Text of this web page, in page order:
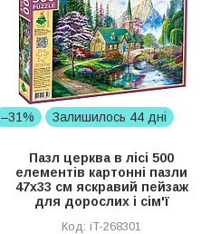
–31% Залишилось 44 дні
Пазл церква в лісі 500
елементів картонні пазли
47x33 см яскравий пейзаж
для дорослих і сім'ї
iT-268301